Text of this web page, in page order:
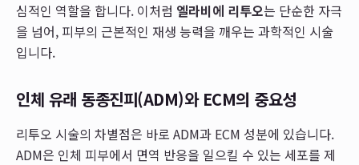
심적인 역할을 합니다. 이처럼 엘라비에 리투오는 단순한 자극
을 넘어, 피부의 근본적인 재생 능력을 깨우는 과학적인 시술
입니다.
인체 유래 동종진피(ADM)와 ECM의 중요성
리투오 시술의 차별점은 바로 ADM과 ECM 성분에 있습니다.
ADM은 인체 피부에서 면역 반응을 일으킬 수 있는 세포를 제